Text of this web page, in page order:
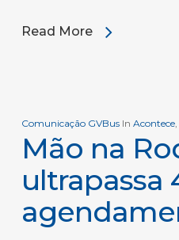
Read More
Comunicação GVBus In Acontece,
Mão na
ultrapassa